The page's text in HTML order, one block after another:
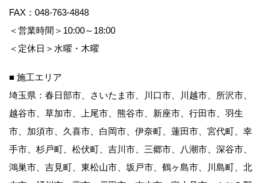
FAX：048-763-4848
＜営業時間＞10:00～18:00
＜定休日＞水曜・木曜
■ 施工エリア
埼玉県：春日部市、さいたま市、川口市、川越市、所沢市、
越谷市、草加市、上尾市、熊谷市、新座市、行田市、羽生
市、加須市、久喜市、白岡市、伊奈町、蓮田市、宮代町、幸
手市、杉戸町、松伏町、吉川市、三郷市、八潮市、深谷市、
鴻巣市、吉見町、東松山市、坂戸市、鶴ヶ島市、川島町、北